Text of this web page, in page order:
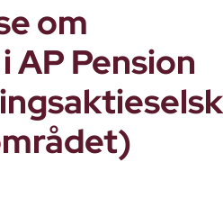
om
AP Pension